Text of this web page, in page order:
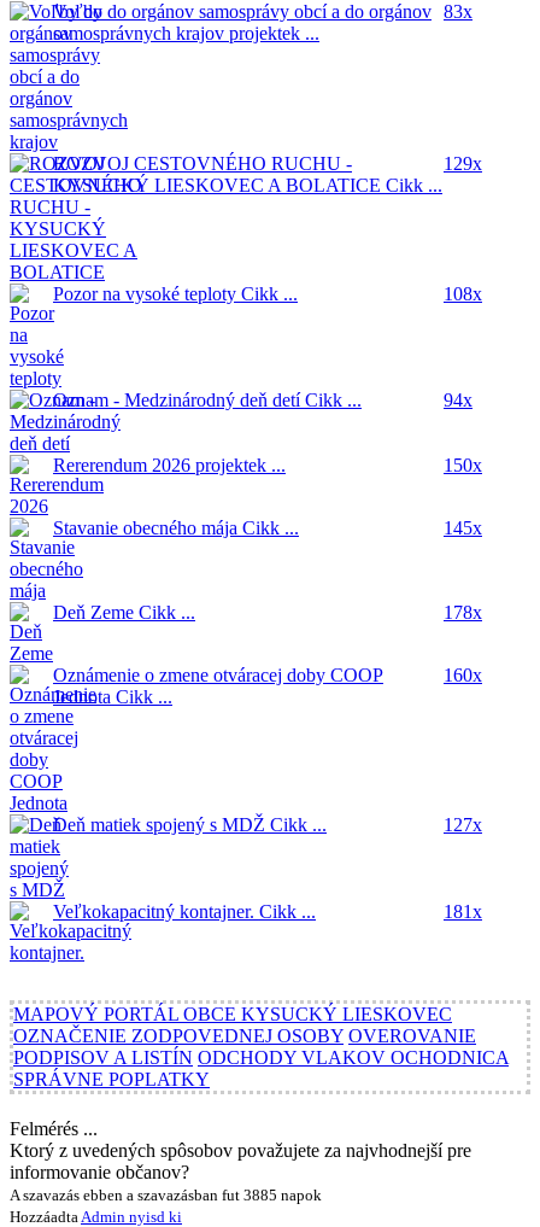
Voľby do orgánov samosprávy obcí a do orgánov
samosprávnych krajov projektek ...
83x
ROZVOJ CESTOVNÉHO RUCHU -
KYSUCKÝ LIESKOVEC A BOLATICE Cikk ...
129x
Pozor na vysoké teploty Cikk ... 108x
Oznam - Medzinárodný deň detíCikk ... 94x
Rererendum 2026 projektek ... 150x
Stavanie obecného mája Cikk ... 145x
Deň Zeme Cikk ... 178x
Oznámenie o zmene otváracej doby COOP
Jednota Cikk ...
160x
Deň matiek spojený s MDŽ Cikk ... 127x
Veľkokapacitný kontajner. Cikk ... 181x
MAPOVÝ PORTÁL OBCE KYSUCKÝ LIESKOVEC
OZNAČENIE ZODPOVEDNEJ OSOBY OVEROVANIE
PODPISOV A LISTÍN ODCHODY VLAKOV OCHODNICA
SPRÁVNE POPLATKY
Felmérés ...
Ktorý z uvedených spôsobov považujete za najvhodnejší pre
informovanie občanov?
A szavazás ebben a szavazásban fut 3885 napok
HozzáadtaAdmin nyisd ki